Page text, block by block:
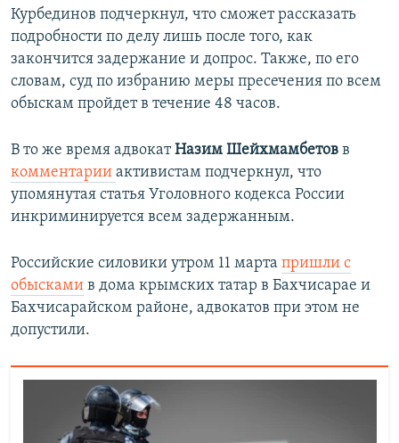
д
ы
д
у
щ
й
с
л
а
д
д
у
ю
щ
и
с
л
а
й
Курбединов подчеркнул, что сможет рассказать
подробности по делу лишь после того, как
закончится задержание и допрос. Также, по его
словам, суд по избранию меры пресечения по всем
обыскам пройдет в течение 48 часов.
В то же время адвокатНазим Шейхмамбетов в
комментарии активистам подчеркнул, что
упомянутая статья Уголовного кодекса России
инкриминируется всем задержанным.
Российские силовики утром 11 марта пришли с
обысками в дома крымских татар в Бахчисарае и
Бахчисарайском районе, адвокатов при этом не
допустили.